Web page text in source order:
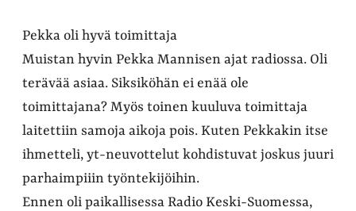
Pekka oli hyvä toimittaja
Muistan hyvin Pekka Mannisen ajat radiossa. Oli
terävää asiaa. Siksiköhän ei enää ole
toimittajana? Myös toinen kuuluva toimittaja
laitettiin samoja aikoja pois. Kuten Pekkakin itse
ihmetteli, yt-neuvottelut kohdistuvat joskus juuri
parhaimpiiin työntekijöihin.
Ennen oli paikallisessa Radio Keski-Suomessa,